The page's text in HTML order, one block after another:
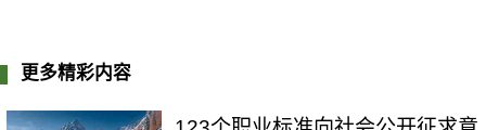
更多精彩内容